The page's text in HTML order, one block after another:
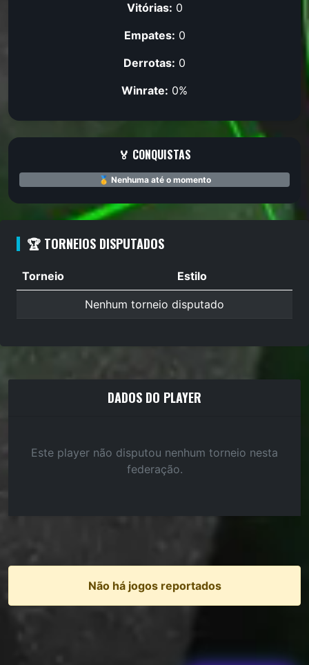
Vitórias: 0
Empates: 0
Derrotas: 0
Winrate: 0%
🏅 CONQUISTAS
🥇 Nenhuma até o momento
🏆 TORNEIOS DISPUTADOS
Torneio Estilo
Nenhum torneio disputado
DADOS DO PLAYER
Este player não disputou nenhum torneio nesta
federação.
Não há jogos reportados